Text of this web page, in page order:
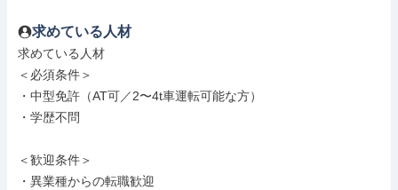
求めている人材
求めている人材
＜必須条件＞
・中型免許（AT可／2〜4t車運転可能な方）
・学歴不問
＜歓迎条件＞
・異業種からの転職歓迎